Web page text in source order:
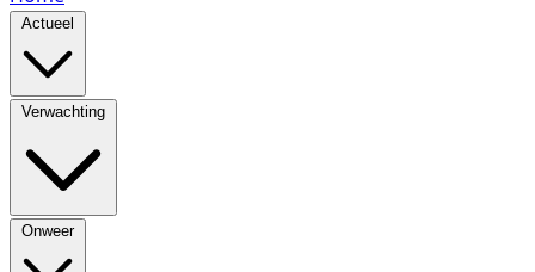
Actueel
Verwachting
Onweer